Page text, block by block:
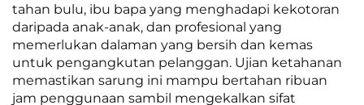
tahan bulu, ibu bapa yang menghadapi kekotoran
daripada anak-anak, dan profesional yang
memerlukan dalaman yang bersih dan kemas
untuk pengangkutan pelanggan. Ujian ketahanan
memastikan sarung ini mampu bertahan ribuan
jam penggunaan sambil mengekalkan sifat